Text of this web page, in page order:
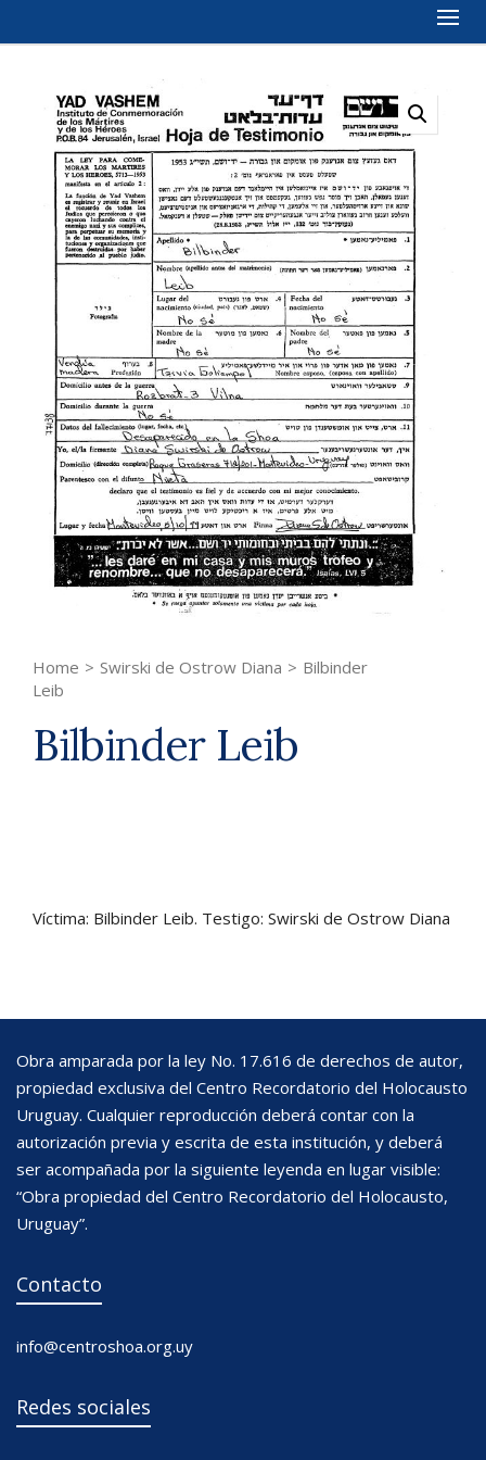
Home > Swirski de Ostrow Diana > Bilbinder
Leib
Bilbinder Leib
Víctima: Bilbinder Leib. Testigo: Swirski de Ostrow Diana
Obra amparada por la ley No. 17.616 de derechos de autor,
propiedad exclusiva del Centro Recordatorio del Holocausto
Uruguay. Cualquier reproducción deberá contar con la
autorización previa y escrita de esta institución, y deberá
ser acompañada por la siguiente leyenda en lugar visible:
“Obra propiedad del Centro Recordatorio del Holocausto,
Uruguay”.
Contacto
info@centroshoa.org.uy
Redes sociales